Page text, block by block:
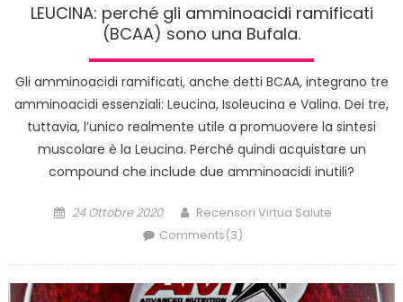
LEUCINA: perché gli amminoacidi ramificati
(BCAA) sono una Bufala.
Gli amminoacidi ramificati, anche detti BCAA, integrano tre
amminoacidi essenziali: Leucina, Isoleucina e Valina. Dei tre,
tuttavia, l’unico realmente utile a promuovere la sintesi
muscolare è la Leucina. Perché quindi acquistare un
compound che include due amminoacidi inutili?
Posted
24 Ottobre 2020 Author
Recensori Virtua Salute
Comments(3)